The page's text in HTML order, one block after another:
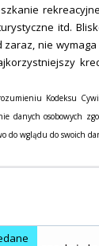
itd.
nie
Kodeksu
danych osobowych
do wglądu do swoich